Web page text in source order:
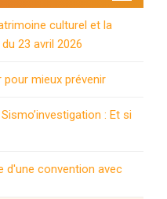
culturel et la
23 avril 2026
mieux prévenir
: Et si
d'une convention avec